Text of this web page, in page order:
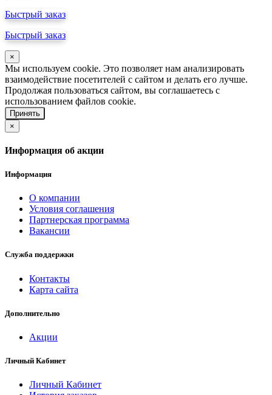
Быстрый заказ
Быстрый заказ
×
Мы используем cookie. Это позволяет нам анализировать
взаимодействие посетителей с сайтом и делать его лучше.
Продолжая пользоваться сайтом, вы соглашаетесь с
использованием файлов cookie.
Принять
×
Информация об акции
Информация
О компании
Условия соглашения
Партнерская программа
Вакансии
Служба поддержки
Контакты
Карта сайта
Дополнительно
Акции
Личный Кабинет
Личный Кабинет